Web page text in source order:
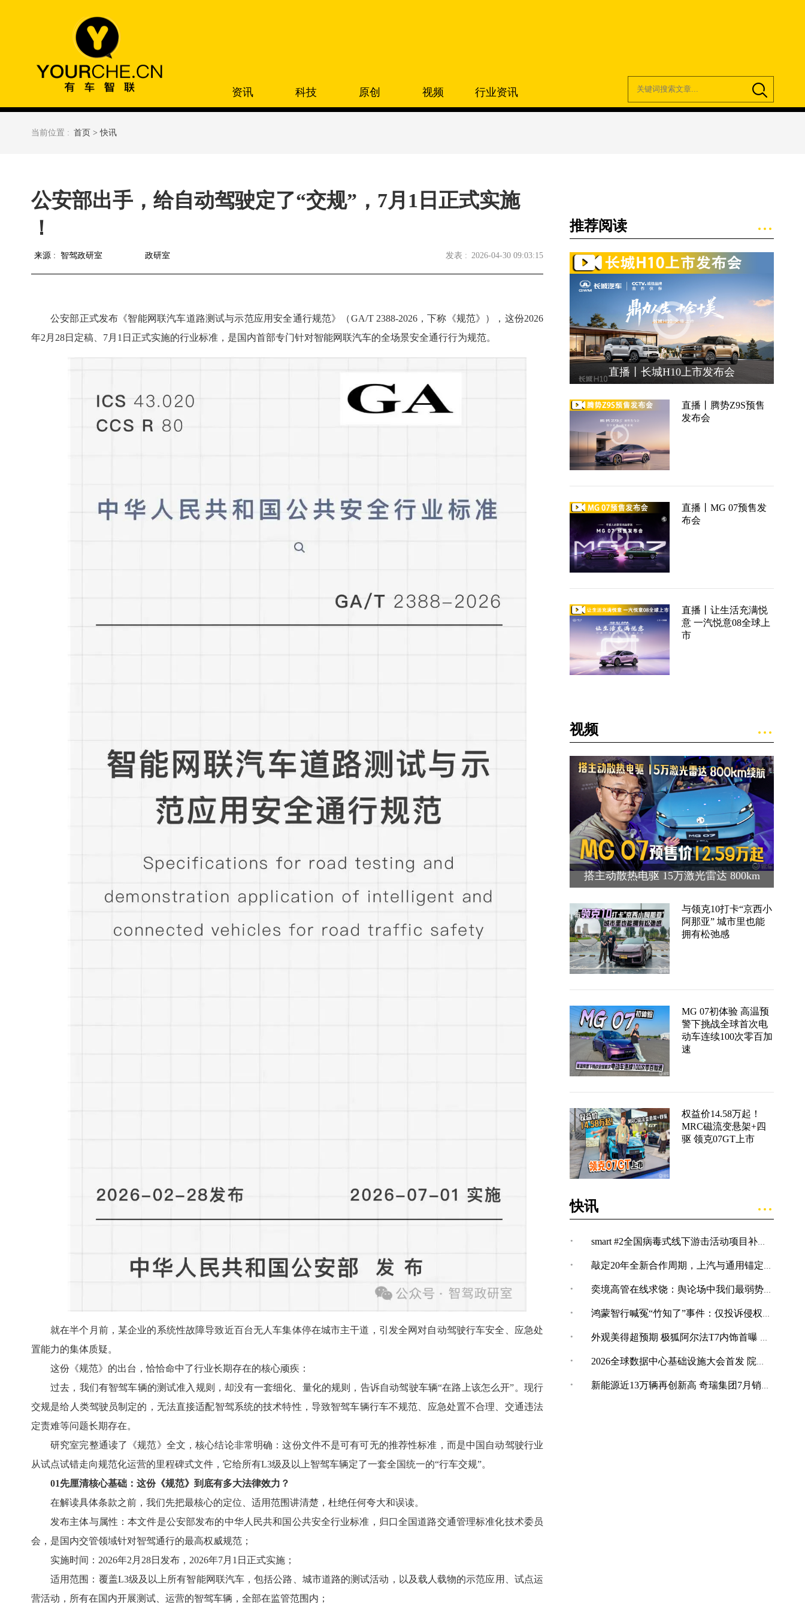
资讯 科技 原创 视频 行业资讯
当前位置 : 首页 >快讯
公安部出手，给自动驾驶定了“交规”，7月1日正式实施
！
来源 : 智驾政研室 政研室 发表 : 2026-04-30 09:03:15
公安部正式发布《智能网联汽车道路测试与示范应用安全通行规范》（GA/T 2388-2026，下称《规范》），这份2026
年2月28日定稿、7月1日正式实施的行业标准，是国内首部专门针对智能网联汽车的全场景安全通行行为规范。
就在半个月前，某企业的系统性故障导致近百台无人车集体停在城市主干道，引发全网对自动驾驶行车安全、应急处
置能力的集体质疑。
这份《规范》的出台，恰恰命中了行业长期存在的核心顽疾：
过去，我们有智驾车辆的测试准入规则，却没有一套细化、量化的规则，告诉自动驾驶车辆“在路上该怎么开”。现行
交规是给人类驾驶员制定的，无法直接适配智驾系统的技术特性，导致智驾车辆行车不规范、应急处置不合理、交通违法
定责难等问题长期存在。
研究室完整通读了《规范》全文，核心结论非常明确：这份文件不是可有可无的推荐性标准，而是中国自动驾驶行业
从试点试错走向规范化运营的里程碑式文件，它给所有L3级及以上智驾车辆定了一套全国统一的“行车交规”。
01先厘清核心基础：这份《规范》到底有多大法律效力？
在解读具体条款之前，我们先把最核心的定位、适用范围讲清楚，杜绝任何夸大和误读。
发布主体与属性：本文件是公安部发布的中华人民共和国公共安全行业标准，归口全国道路交通管理标准化技术委员
会，是国内交管领域针对智驾通行的最高权威规范；
实施时间：2026年2月28日发布，2026年7月1日正式实施；
适用范围：覆盖L3级及以上所有智能网联汽车，包括公路、城市道路的测试活动，以及载人载物的示范应用、试点运
营活动，所有在国内开展测试、运营的智驾车辆，全部在监管范围内；
推荐阅读
直播丨长城H10上市发布会
直播丨腾势Z9S预售
发布会
直播丨MG 07预售发
布会
直播丨让生活充满悦
意 一汽悦意08全球上
市
视频
搭主动散热电驱 15万激光雷达 800km
与领克10打卡“京西小
阿那亚” 城市里也能
拥有松弛感
MG 07初体验 高温预
警下挑战全球首次电
动车连续100次零百加
速
权益价14.58万起！
MRC磁流变悬架+四
驱 领克07GT上市
快讯
· smart #2全国病毒式线下游击活动项目补充公告
· 敲定20年全新合作周期，上汽与通用锚定“智电+全球化”合作新境
· 奕境高管在线求饶：舆论场中我们最弱势，打不还手骂不能还口
· 鸿蒙智行喊冤“竹知了”事件：仅投诉侵权内容，共下架144条！
· 外观美得超预期 极狐阿尔法T7内饰首曝 又双叒叕超预期！
· 2026全球数据中心基础设施大会首发 院士领衔 100+头部企业已确认
· 新能源近13万辆再创新高 奇瑞集团7月销量27.7万辆 同比增长23.3%